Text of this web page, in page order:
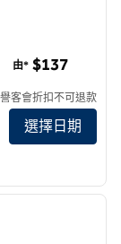
由* $137
客會折扣不可退款
選擇日期
下一